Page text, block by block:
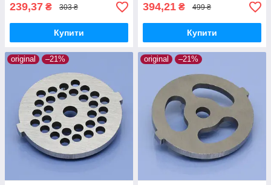
239,37 ₴ 303 ₴
Купити
394,21 ₴ 499 ₴
Купити
original –21% original –21%